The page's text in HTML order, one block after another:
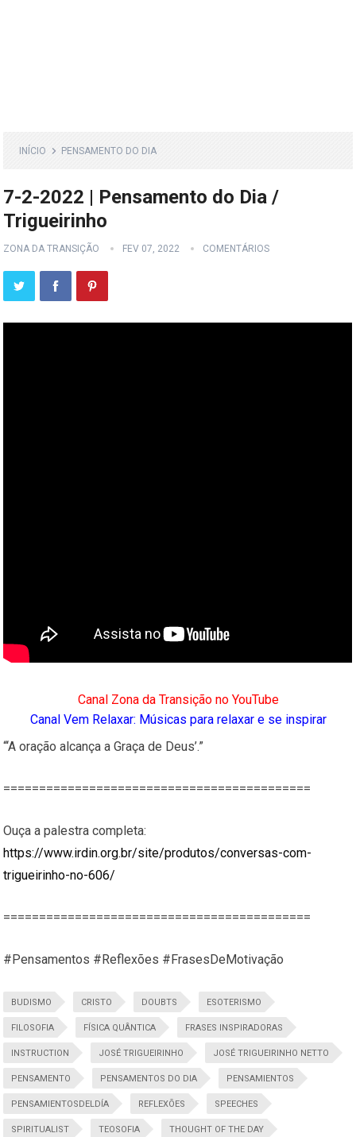
INÍCIO PENSAMENTO DO DIA
7-2-2022 | Pensamento do Dia /
Trigueirinho
ZONA DA TRANSIÇÃO FEV 07, 2022 COMENTÁRIOS
Canal Zona da Transição no YouTube
Canal Vem Relaxar: Músicas para relaxar e se inspirar
“‘A oração alcança a Graça de Deus’.”
===========================================
Ouça a palestra completa:
https://www.irdin.org.br/site/produtos/conversas-com-
trigueirinho-no-606/
===========================================
#Pensamentos #Reflexões #FrasesDeMotivação
BUDISMO CRISTO DOUBTS ESOTERISMO
FILOSOFIA FÍSICA QUÂNTICA FRASES INSPIRADORAS
INSTRUCTION JOSÉ TRIGUEIRINHO JOSÉ TRIGUEIRINHO NETTO
PENSAMENTO PENSAMENTOS DO DIA PENSAMIENTOS
PENSAMIENTOSDELDÍA REFLEXÕES SPEECHES
SPIRITUALIST TEOSOFIA THOUGHT OF THE DAY